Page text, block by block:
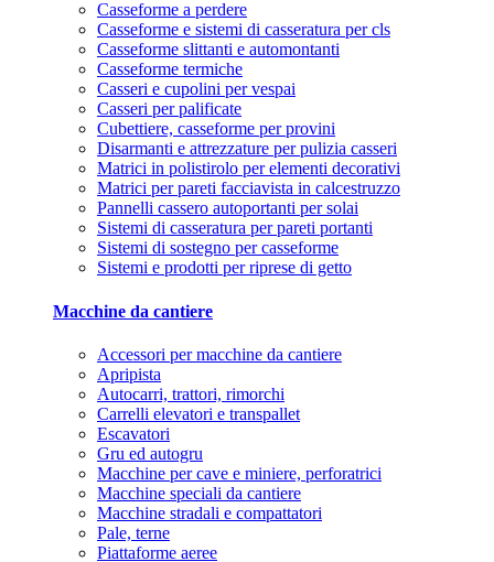
Casseforme a perdere
Casseforme e sistemi di casseratura per cls
Casseforme slittanti e automontanti
Casseforme termiche
Casseri e cupolini per vespai
Casseri per palificate
Cubettiere, casseforme per provini
Disarmanti e attrezzature per pulizia casseri
Matrici in polistirolo per elementi decorativi
Matrici per pareti facciavista in calcestruzzo
Pannelli cassero autoportanti per solai
Sistemi di casseratura per pareti portanti
Sistemi di sostegno per casseforme
Sistemi e prodotti per riprese di getto
Macchine da cantiere
Accessori per macchine da cantiere
Apripista
Autocarri, trattori, rimorchi
Carrelli elevatori e transpallet
Escavatori
Gru ed autogru
Macchine per cave e miniere, perforatrici
Macchine speciali da cantiere
Macchine stradali e compattatori
Pale, terne
Piattaforme aeree